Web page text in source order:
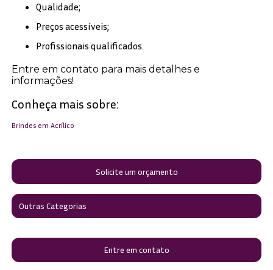
Qualidade;
Preços acessíveis;
Profissionais qualificados.
Entre em contato para mais detalhes e
informações!
Conheça mais sobre:
Brindes em Acrílico
Solicite um orçamento
Outras Categorias
Entre em contato